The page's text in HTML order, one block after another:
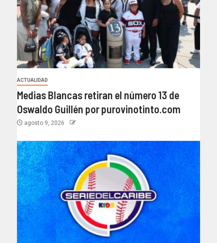
ACTUALIDAD
Medias Blancas retiran el número 13 de
Oswaldo Guillén por purovinotinto.com
agosto 9, 2026